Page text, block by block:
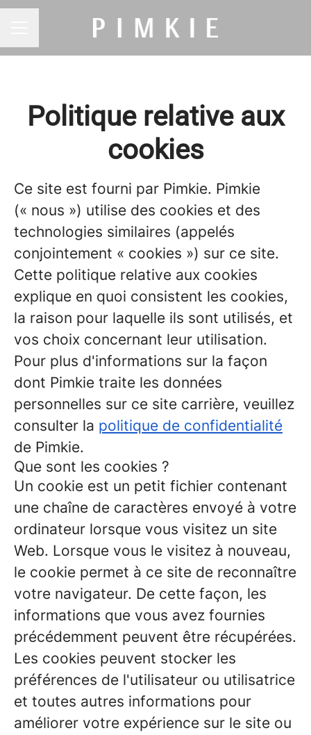
Politique relative aux
cookies
Ce site est fourni par Pimkie. Pimkie
(« nous ») utilise des cookies et des
technologies similaires (appelés
conjointement « cookies ») sur ce site.
Cette politique relative aux cookies
explique en quoi consistent les cookies,
la raison pour laquelle ils sont utilisés, et
vos choix concernant leur utilisation.
Pour plus d'informations sur la façon
dont Pimkie traite les données
personnelles sur ce site carrière, veuillez
consulter la politique de confidentialité
de Pimkie.
Que sont les cookies ?
Un cookie est un petit fichier contenant
une chaîne de caractères envoyé à votre
ordinateur lorsque vous visitez un site
Web. Lorsque vous le visitez à nouveau,
le cookie permet à ce site de reconnaître
votre navigateur. De cette façon, les
informations que vous avez fournies
précédemment peuvent être récupérées.
Les cookies peuvent stocker les
préférences de l'utilisateur ou utilisatrice
et toutes autres informations pour
améliorer votre expérience sur le site ou